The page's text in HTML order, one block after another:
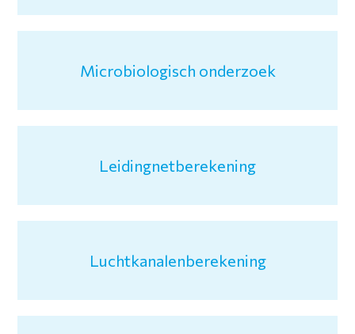
Microbiologisch onderzoek
Leidingnetberekening
Luchtkanalenberekening